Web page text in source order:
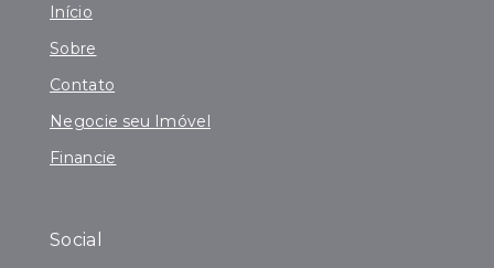
Início
Sobre
Contato
Negocie seu Imóvel
Financie
Social